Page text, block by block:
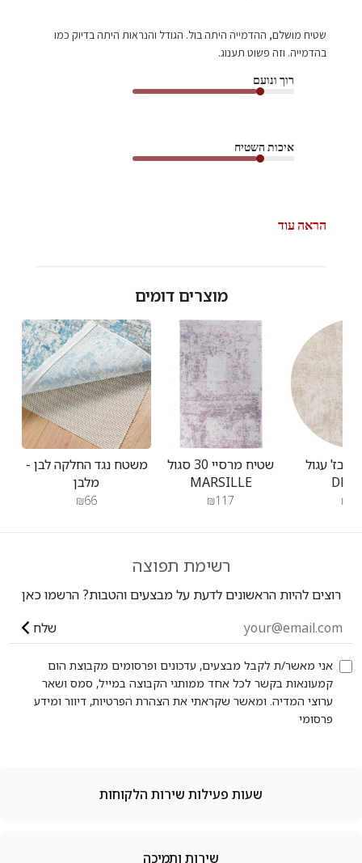
שטיח מושלם, ההדמייה היתה בול. הגודל והנראות היתה בדיוק כמו
בהדמייה. וזה פשוט תענוג.
רוך ונועם
איכות השטיח
הראה עוד
מוצרים דומים
משטח נגד החלקה לבן -
מלבן
₪66
שטיח מרסיי 30 סגול
MARSILLE
₪117
בז' עגול
רשימת תפוצה
רוצים להיות הראשונים לדעת על מבצעים והטבות? הרשמו כאן
שלח
אני מאשר/ת לקבל מבצעים, עדכונים ופרסומים מקבוצת הום
קמעונאות בקשר לכל אחד ממותגי הקבוצה במייל, סמס ושאר
ערוצי המדיה. ומאשר שקראתי את הצהרת הפרטיות, דיוור ומידע
פרסומי
שעות פעילות שירות הלקוחות
שירות ותמיכה